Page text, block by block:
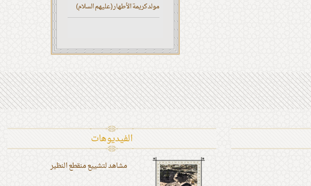
مولد كريمة الأطهار (عليهم السلام)
الفیدیوهات
مشاهد لتشييع منقطع النظير